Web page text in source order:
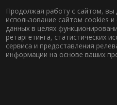
Продолжая работу с сайтом, вы
использование сайтом cookies
данных в целях
ретаргетинга, статистических
сервиса и предоставления
информации на основе ваших